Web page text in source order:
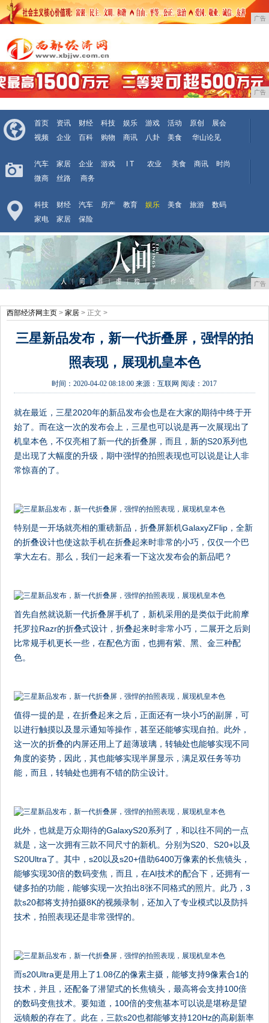
广告
广告
首页 资讯 财经 科技 娱乐 游戏 活动 原创
展会
视频
企业 百科 购物 商讯 八卦 美食 华山论见
汽车 家居 企业 游戏 I T 农业 美食 商讯
时尚
微商
丝路 商务
科技 财经 汽车 房产 教育 娱乐 美食 旅游
数码
家电
家居 保险
广告
西部经济网主页 > 家居 > 正文 >
三星新品发布，新一代折叠屏，强悍的拍
照表现，展现机皇本色
时间：2020-04-02 08:18:00 来源：互联网 阅读：2017
就在最近，三星2020年的新品发布会也是在大家的期待中终于开
始了。而在这一次的发布会上，三星也可以说是再一次展现出了
机皇本色，不仅亮相了新一代的折叠屏，而且，新的S20系列也
是出现了大幅度的升级，期中强悍的拍照表现也可以说是让人非
常惊喜的了。
特别是一开场就亮相的重磅新品，折叠屏新机GalaxyZFlip，全新
的折叠设计也使这款手机在折叠起来时非常的小巧，仅仅一个巴
掌大左右。那么，我们一起来看一下这次发布会的新品吧？
首先自然就说新一代折叠屏手机了，新机采用的是类似于此前摩
托罗拉Razr的折叠式设计，折叠起来时非常小巧，二展开之后则
比常规手机更长一些，在配色方面，也拥有紫、黑、金三种配
色。
值得一提的是，在折叠起来之后，正面还有一块小巧的副屏，可
以进行触摸以及显示通知等操作，甚至还能够实现自拍。此外，
这一次的折叠的内屏还用上了超薄玻璃，转轴处也能够实现不同
角度的姿势，因此，其也能够实现半屏显示，满足双任务等功
能，而且，转轴处也拥有不错的防尘设计。
此外，也就是万众期待的GalaxyS20系列了，和以往不同的一点
就是，这一次拥有三款不同尺寸的新机。分别为S20、S20+以及
S20Ultra了。其中，s20以及s20+借助6400万像素的长焦镜头，
能够实现30倍的数码变焦，而且，在AI技术的配合下，还拥有一
键多拍的功能，能够实现一次拍出8张不同格式的照片。此乃，3
款s20都将支持拍摄8K的视频录制，还加入了专业模式以及防抖
技术，拍照表现还是非常强悍的。
而s20Ultra更是用上了1.08亿的像素主摄，能够支持9像素合1的
技术，并且，还配备了潜望式的长焦镜头，最高将会支持100倍
的数码变焦技术。要知道，100倍的变焦基本可以说是堪称是望
远镜般的存在了。此在，三款s20也都能够支持120Hz的高刷新率